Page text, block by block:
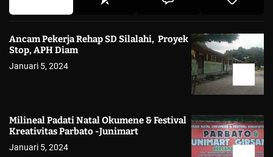
Ancam Pekerja Rehap SD Silalahi, Proyek
Stop, APH Diam
Januari 5, 2024
Milineal Padati Natal Okumene & Festival
Kreativitas Parbato -Junimart
Januari 5, 2024